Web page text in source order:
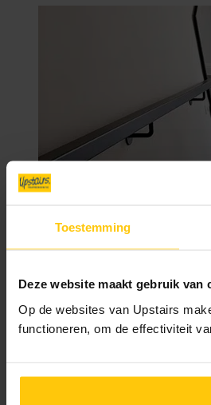
Toestemming
Deze website maakt gebruik van
Op de websites van Upstairs
functioneren, om de effectiviteit